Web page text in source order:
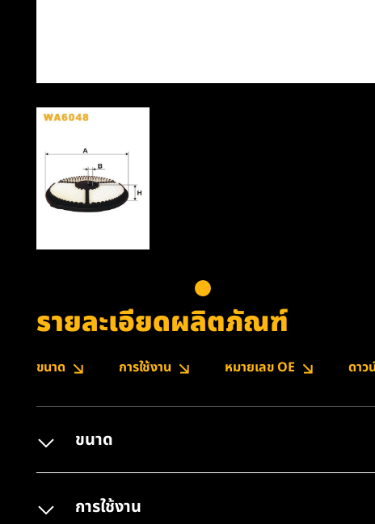
รายละเอียดผลิตภัณฑ์
ขนาด การใช้งาน หมายเลข OE ดาว
ขนาด
การใช้งาน